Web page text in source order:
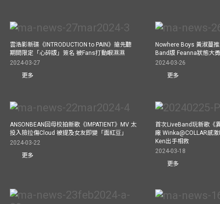
雲浩影新碟《INTRODUCTION to PAIN》搶先聽
期間限定「心碎版」簽名 被Fans打動眼濕濕
2024-03-27
更多
Nowhere Boys 黃淑蔓
Band版 Feanna狀態大
2024-03-26
更多
ANSONBEAN回母校拍新歌《IMPATIENT》MV 太
投入險拉傷Cloud 被提及女友即變「面紅豆」
2024-03-22
更多
首次LiveBand玩新歌《
廠 Winka@COLLAR感
Ken出手相救
2024-03-18
更多